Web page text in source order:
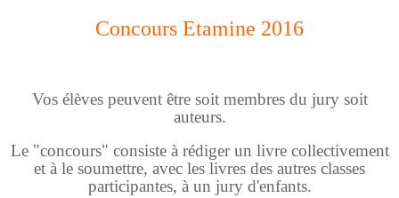
Concours Etamine 2016
Vos élèves peuvent être soit membres du jury soit
auteurs.
Le "concours" consiste à rédiger un livre collectivement
et à le soumettre, avec les livres des autres classes
participantes, à un jury d'enfants.